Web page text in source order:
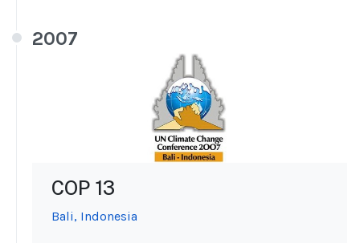
2007
COP 13
Bali, Indonesia